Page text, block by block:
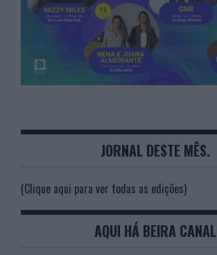
JORNAL DESTE MÊS.
(Clique aqui para ver todas as edições)
AQUI HÁ BEIRA CANAL